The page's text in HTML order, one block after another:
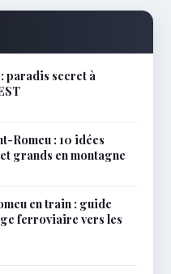
paradis secret à
Romeu : 10 idées
grands en montagne
en train : guide
ferroviaire vers les